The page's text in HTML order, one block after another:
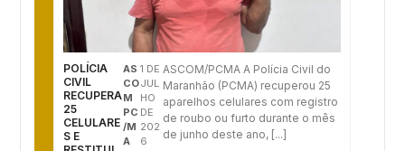
POLÍCIA
CIVIL
RECUPERA
25
CELULARE
S E
AS
CO
M
PC
/M
A
1 DE
JUL
HO
DE
202
6
ASCOM/PCMA A Polícia Civil do
Maranhão (PCMA) recuperou 25
aparelhos celulares com registro
de roubo ou furto durante o mês
de junho deste ano, [...]